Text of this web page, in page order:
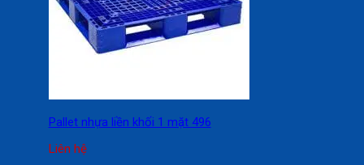
Pallet nhựa liền khối 1 mặt 496
Liên hệ